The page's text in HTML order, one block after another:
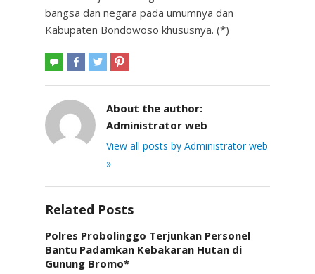
bangsa dan negara pada umumnya dan
Kabupaten Bondowoso khususnya. (*)
About the author:
Administrator web
View all posts by Administrator web
»
Related Posts
Polres Probolinggo Terjunkan Personel
Bantu Padamkan Kebakaran Hutan di
Gunung Bromo*